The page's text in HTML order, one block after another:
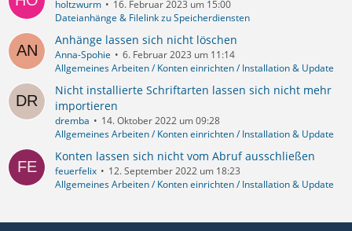
holtzwurm
16. Februar 2023 um 15:00
Dateianhänge & Filelink zu Speicherdiensten
Anhänge lassen sich nicht löschen
Anna-Spohie
6. Februar 2023 um 11:14
Allgemeines Arbeiten / Konten einrichten / Installation & Update
Nicht installierte Schriftarten lassen sich nicht mehr
importieren
dremba
14. Oktober 2022 um 09:28
Allgemeines Arbeiten / Konten einrichten / Installation & Update
Konten lassen sich nicht vom Abruf ausschließen
feuerfelix
12. September 2022 um 18:23
Allgemeines Arbeiten / Konten einrichten / Installation & Update